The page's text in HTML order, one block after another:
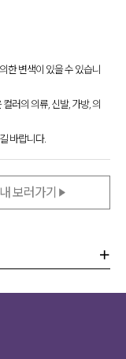
한 변색이 있을 수 있습니
러의 의류, 신발, 가방, 의
바랍니다.
보러가기